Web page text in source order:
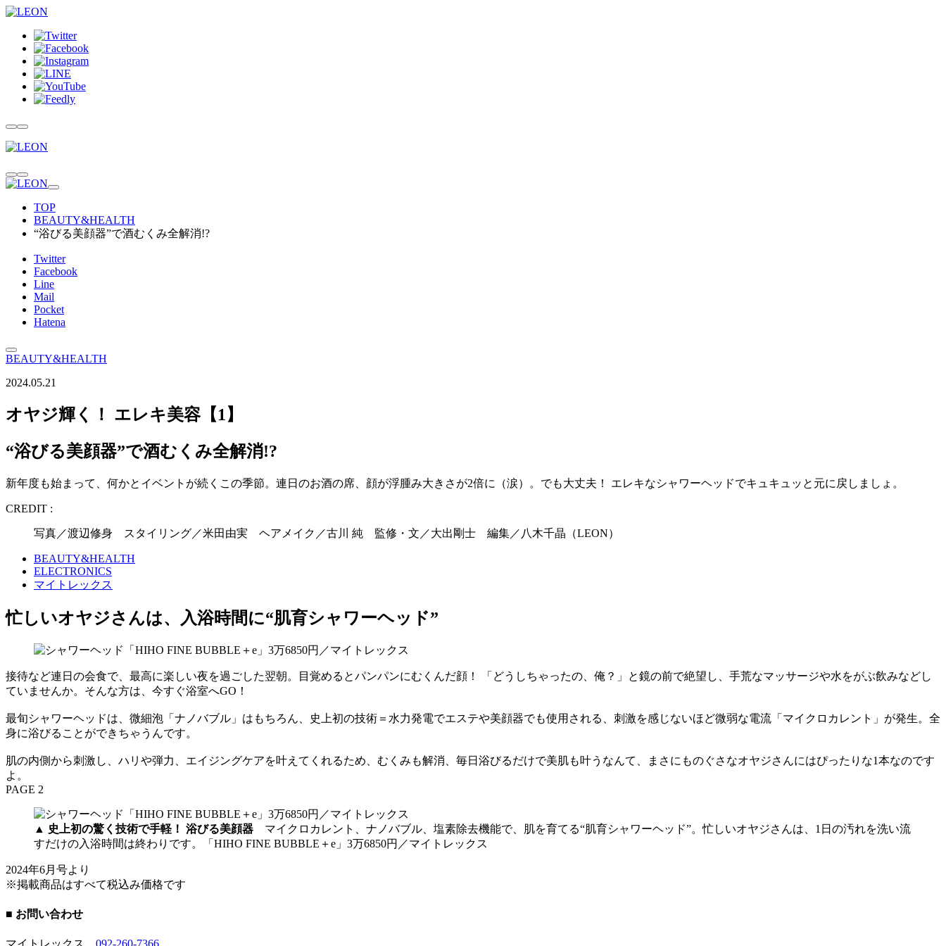
TOP
BEAUTY&HEALTH
“浴びる美顔器”で酒むくみ全解消!?
Twitter
Facebook
Line
Mail
Pocket
Hatena
BEAUTY&HEALTH
2024.05.21
オヤジ輝く！ エレキ美容【1】
“浴びる美顔器”で酒むくみ全解消!?
新年度も始まって、何かとイベントが続くこの季節。連日のお酒の席、顔が浮腫み大きさが2倍に（涙）。でも大丈夫！ エレキなシャワーヘッドでキュキュッと元に戻しましょ。
CREDIT :
写真／渡辺修身 スタイリング／米田由実 ヘアメイク／古川 純 監修・文／大出剛士 編集／八木千晶（LEON）
BEAUTY&HEALTH
ELECTRONICS
マイトレックス
忙しいオヤジさんは、入浴時間に“肌育シャワーヘッド”
接待など連日の会食で、最高に楽しい夜を過ごした翌朝。目覚めるとパンパンにむくんだ顔！ 「どうしちゃったの、俺？」と鏡の前で絶望し、手荒なマッサージや水をがぶ飲みなどし
ていませんか。そんな方は、今すぐ浴室へGO！
最旬シャワーヘッドは、微細泡「ナノバブル」はもちろん、史上初の技術＝水力発電でエステや美顔器でも使用される、刺激を感じないほど微弱な電流「マイクロカレント」が発生。全
身に浴びることができちゃうんです。
肌の内側から刺激し、ハリや弾力、エイジングケアを叶えてくれるため、むくみも解消、毎日浴びるだけで美肌も叶うなんて、まさにものぐさなオヤジさんにはぴったりな1本なのです
よ。
PAGE 2
▲ 史上初の驚く技術で手軽！ 浴びる美顔器 マイクロカレント、ナノバブル、塩素除去機能で、肌を育てる“肌育シャワーヘッド”。忙しいオヤジさんは、1日の汚れを洗い流
すだけの入浴時間は終わりです。「HIHO FINE BUBBLE＋e」3万6850円／マイトレックス
2024年6月号より
※掲載商品はすべて税込み価格です
■ お問い合わせ
マイトレックス 092-260-7366